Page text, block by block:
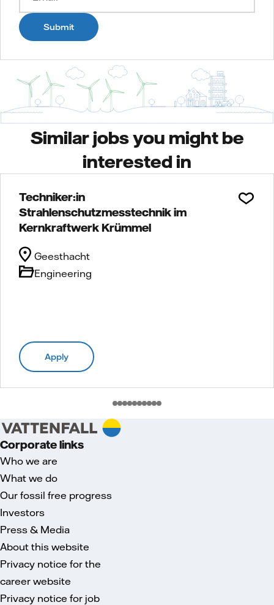
Submit
Similar jobs you might be
interested in
Techniker:in
Strahlenschutzmesstechnik im
Kernkraftwerk Krümmel
Engineering
Geesthacht
Apply
Corporate links
Who we are
What we do
Our fossil free progress
Investors
Press & Media
About this website
Privacy notice for the
career website
Privacy notice for job